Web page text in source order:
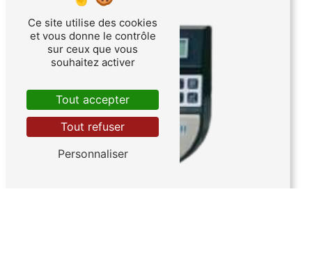
Ce site utilise des cookies
et vous donne le contrôle
sur ceux que vous
souhaitez activer
Tout accepter
Tout refuser
Personnaliser